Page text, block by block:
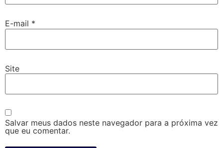
E-mail *
Site
Salvar meus dados neste navegador para a próxima vez
que eu comentar.